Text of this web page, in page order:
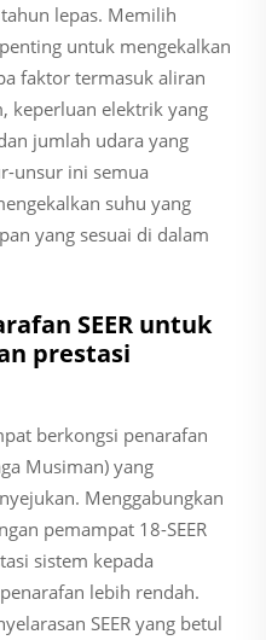
lepas. Memilih
untuk mengekalkan
faktor termasuk aliran
keperluan elektrik yang
jumlah udara yang
unsur ini semua
suhu yang
yang sesuai di dalam
SEER untuk
prestasi
berkongsi penarafan
Musiman) yang
Menggabungkan
pemampat 18-SEER
sistem kepada
lebih rendah.
SEER yang betul